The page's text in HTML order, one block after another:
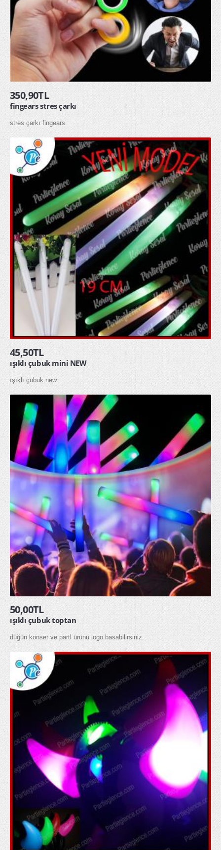
350,90TL
fingears stres çarkı
stres çarkı fingears
45,50TL
ışıklı çubuk mini NEW
ışıklı çubuk new
50,00TL
ışıklı çubuk toptan
düğün konser ve partl ürünü logo basabilirsiniz.